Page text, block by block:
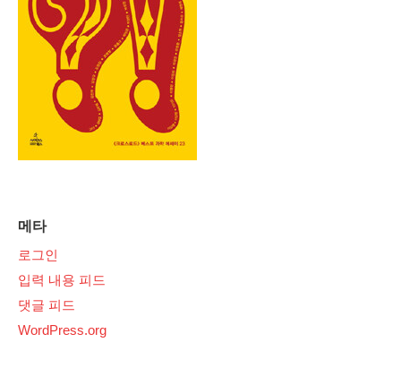
메타
로그인
입력 내용 피드
댓글 피드
WordPress.org